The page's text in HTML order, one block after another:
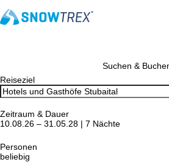
Suchen &
Reiseziel
Zeitraum & Dauer
10.08.26 – 31.05.28 | 7 Nächte
Personen
beliebig